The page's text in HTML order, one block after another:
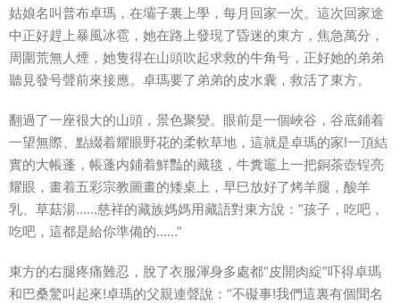
姑娘名叫普布卓瑪，在壩子裏上學，每月回家一次。這次回家途
中正好趕上暴風冰雹，她在路上發現了昏迷的東方，焦急萬分，
周圍荒無人煙，她隻得在山頭吹起求救的牛角号，正好她的弟弟
聽見發号聲前來接應。卓瑪要了弟弟的皮水囊，救活了東方。
翻過了一座很大的山頭，景色聚變。眼前是一個峽谷，谷底鋪着
一望無際、點綴着耀眼野花的柔軟草地，這就是卓瑪的家!一頂結
實的大帳蓬，帳蓬内鋪着鮮豔的藏毯，牛糞竈上一把銅茶壺锃亮
耀眼，畫着五彩宗教圖畫的矮桌上，早巳放好了烤羊腿，酸羊
乳、草菇湯……慈祥的藏族媽媽用藏語對東方說：“孩子，吃吧，
吃吧，這都是給你準備的……”
東方的右腿疼痛難忍，脫了衣服渾身多處都“皮開肉綻”吓得卓瑪
和巴桑驚叫起來!卓瑪的父親連聲說：“不礙事!我們這裏有個聞名